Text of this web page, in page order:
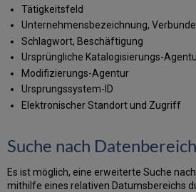
Tätigkeitsfeld
Unternehmensbezeichnung,
Schlagwort, Beschäftigung
Ursprüngliche Katalogisierungs-
Modifizierungs-Agentur
Ursprungssystem-ID
Elektronischer Standort und Zugriff
Suche nach
Es ist möglich, eine erweiterte Suche
mithilfe eines relativen Datumsbereichs